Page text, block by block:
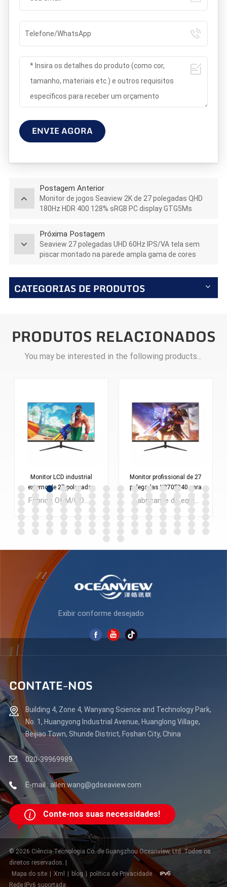
ENVIE AGORA
Postagem Anterior
Monitor de jogos Seaview 2K de 27 polegadas QHD
180Hz HDR 400 128% sRGB PC display GTG5Ms
Próxima Postagem
Seaview 27 polegadas UHD 60Hz IPS/VA tela sem
piscar montado na parede ampla gama de cores
CATEGORIAS DE PRODUTOS
PRODUTOS RELACIONADOS
You may be interested in the following products...
Monitor LCD industrial
externo de 27 polegadas
K270F165
Fábrica OEM/ODM 27 polegadas LED LCD Display Computador PC Escritório Full HD Desktop Monitores para negócios de laptop CAD
Monitor profissional de 27
polegadas K270F240 para
escritório e jogos
Fabricante de equipamento original (OEM) 27 Polegada Computador com tela LCD LED Monitor 1080P 2K Lolgo personalizado com baixo MOQ
Exibir conforme desejado
CONTATE-NOS
Building 4, Zone 4, Wanyang Science and Technology Park,
No. 1, Huangyong Industrial Avenue, Huanglong Village,
Beijiao Town, Shunde District, Foshan City, China
020-39969989
E-mail : allen.wang@gdseaview.com
Conte-nos suas necessidades!
© 2026 Ciência-Tecnologia Co. de Guangzhou Oceanview, Ltd. Todos os
direitos reservados. |
Mapa do site
Xml blog
política de Privacidade
Rede IPv6 suportada